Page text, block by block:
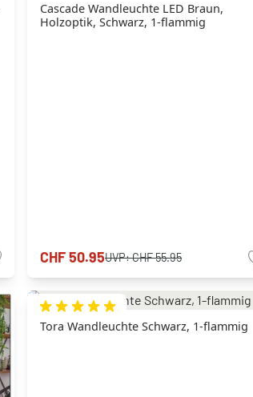
Cascade Wandleuchte LED Braun,
Holzoptik, Schwarz, 1-flammig
CHF 50.95UVP:CHF 55.95
Tora Wandleuchte Schwarz, 1-flammig